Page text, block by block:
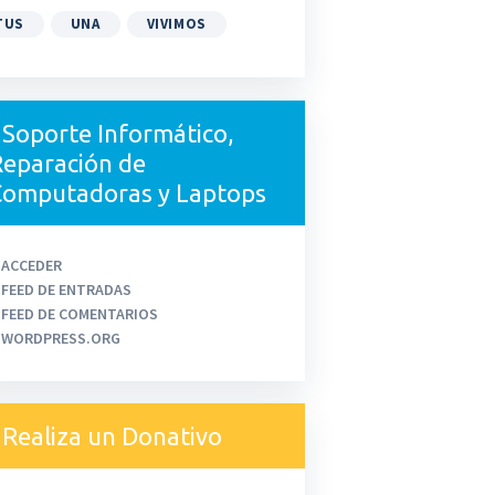
UNA VIVIMOS
Soporte Informático,
de
y Laptops
ACCEDER
FEED DE ENTRADAS
FEED DE COMENTARIOS
WORDPRESS.ORG
Realiza un Donativo